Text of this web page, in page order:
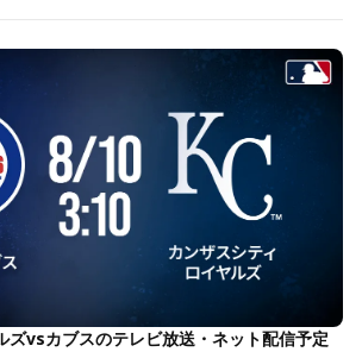
ズvsカブスのテレビ放送・ネット配信予定